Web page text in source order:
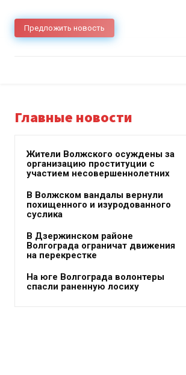
Предложить новость
Главные новости
Жители Волжского осуждены за
организацию проституции с
участием несовершеннолетних
В Волжском вандалы вернули
похищенного и изуродованного
суслика
В Дзержинском районе
Волгограда ограничат движения
на перекрестке
На юге Волгограда волонтеры
спасли раненную лосиху